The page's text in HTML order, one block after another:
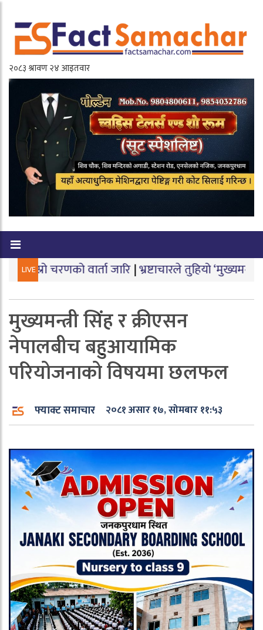
LIVE
वार्ता जारि|भ्रष्टाचारले तुहियो ‘मुख्यमन्त्री बेटी
मुख्यमन्त्री सिंह र क्रीएसन
नेपालबीच बहुआयामिक
परियोजनाको विषयमा छलफल
फ्याक्ट समाचार २०८१ असार १७, सोमबार ११:५३